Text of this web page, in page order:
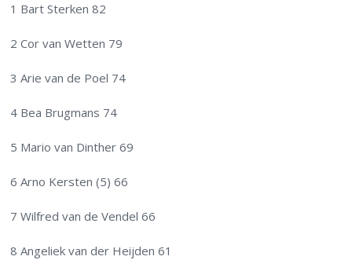
1 Bart Sterken 82
2 Cor van Wetten 79
3 Arie van de Poel 74
4 Bea Brugmans 74
5 Mario van Dinther 69
6 Arno Kersten (5) 66
7 Wilfred van de Vendel 66
8 Angeliek van der Heijden 61